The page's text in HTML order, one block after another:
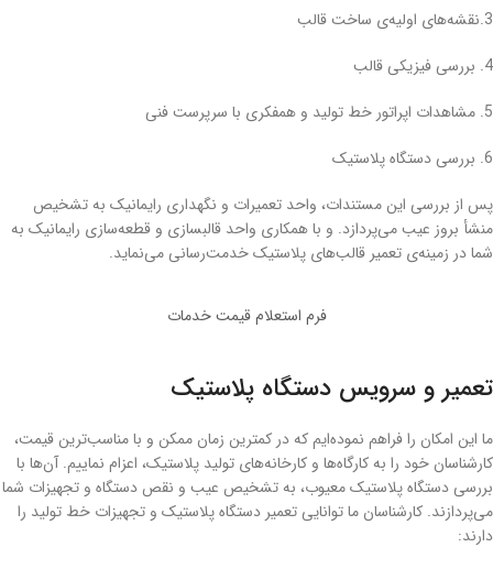
3.نقشه‌های اولیه‌ی ساخت قالب
4. بررسی فیزیکی قالب
5. مشاهدات اپراتور خط تولید و همفکری با سرپرست فنی
6. بررسی دستگاه پلاستیک
پس از بررسی این مستندات، واحد تعمیرات و نگهداری رایمانیک به تشخیص
منشأ بروز عیب می‌پردازد. و با همکاری واحد قالبسازی و قطعه‌سازی رایمانیک به
شما در زمینه‌ی تعمیر قالب‌های پلاستیک خدمت‌رسانی می‌نماید.
فرم استعلام قیمت خدمات
تعمیر و سرویس دستگاه پلاستیک
ما این امکان را فراهم نموده‌ایم که در کمترین زمان ممکن و با مناسب‌ترین قیمت،
کارشناسان خود را به کارگاه‌ها و کارخانه‌های تولید پلاستیک، اعزام نماییم. آن‌ها با
بررسی دستگاه پلاستیک معیوب، به تشخیص عیب و نقص دستگاه و تجهیزات شما
می‌پردازند. کارشناسان ما توانایی تعمیر دستگاه پلاستیک و تجهیزات خط تولید را
دارند: